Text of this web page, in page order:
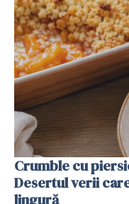
Crumble cu
Desertul verii
lingură